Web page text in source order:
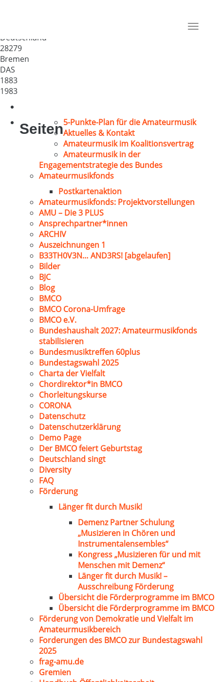
Toggle
Deutschland
28279
Bremen
DAS
1883
1983
Seiten5-Punkte-Plan für die Amateurmusik
Aktuelles & Kontakt
Amateurmusik im Koalitionsvertrag
Amateurmusik in der
Engagementstrategie des Bundes
Amateurmusikfonds
Postkartenaktion
Amateurmusikfonds: Projektvorstellungen
AMU – Die 3 PLUS
Ansprechpartner*innen
ARCHIV
Auszeichnungen 1
B33TH0V3N… AND3RS! [abgelaufen]
Bilder
BJC
Blog
BMCO
BMCO Corona-Umfrage
BMCO e.V.
Bundeshaushalt 2027: Amateurmusikfonds
stabilisieren
Bundesmusiktreffen 60plus
Bundestagswahl 2025
Charta der Vielfalt
Chordirektor*in BMCO
Chorleitungskurse
CORONA
Datenschutz
Datenschutzerklärung
Demo Page
Der BMCO feiert Geburtstag
Deutschland singt
Diversity
FAQ
Förderung
Länger fit durch Musik!
Demenz Partner Schulung
„Musizieren in Chören und
Instrumentalensembles“
Kongress „Musizieren für und mit
Menschen mit Demenz“
Länger fit durch Musik! –
Ausschreibung Förderung
Übersicht die Förderprogramme im BMCO
Übersicht die Förderprogramme im BMCO
Förderung von Demokratie und Vielfalt im
Amateurmusikbereich
Forderungen des BMCO zur Bundestagswahl
2025
frag-amu.de
Gremien